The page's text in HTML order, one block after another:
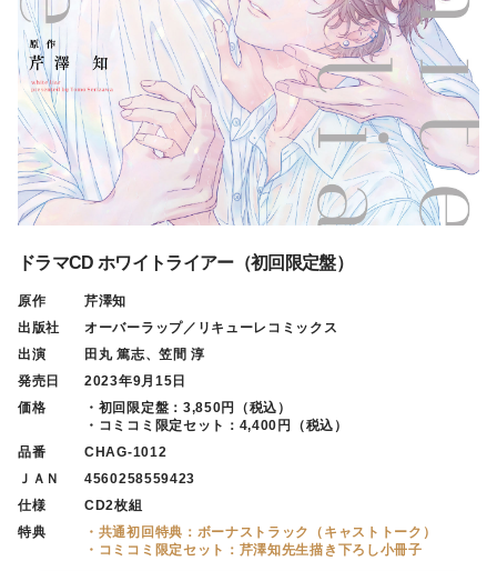
ドラマCD ホワイトライアー（初回限定盤）
原作
芹澤知
出版社
オーバーラップ／リキューレコミックス
出演
田丸 篤志、笠間 淳
発売日
2023年9月15日
価格
・初回限定盤：3,850円（税込）
・コミコミ限定セット：4,400円（税込）
品番
CHAG-1012
ＪＡＮ
4560258559423
仕様
CD2枚組
特典
・共通初回特典：ボーナストラック（キャストトーク）
・コミコミ限定セット：芹澤知先生描き下ろし小冊子